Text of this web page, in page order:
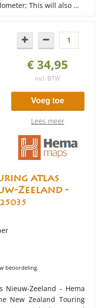
This will also …
€ 34,95
incl. BTW
Voeg toe
Lees meer
atlas
Zeeland -
beoordeling.
Nieuw-Zeeland - Hema
New Zealand Touring